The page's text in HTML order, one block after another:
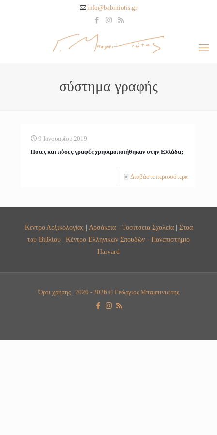
info@babiniotis.gr
σύστημα γραφής
9 Ιανουαρίου 2019
Ποιες και πόσες γραφές χρησιμοποιήθηκαν στην Ελλάδα;
Διαβάστε περισσότερα
Κέντρο Λεξικολογίας | Αρσάκεια - Τοσίτσεια Σχολεία| Στοά
τού Βιβλίου | Κέντρο Ελληνικών Σπουδών - Πανεπιστήμιο
Harvard
Όροι χρήσης| 2020 - 2026 © Γεώργιος Μπαμπινιώτης